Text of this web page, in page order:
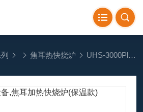
焦耳热快烧炉 UHS-3000Plus焦耳热设备,焦耳加热快烧炉(保温款)